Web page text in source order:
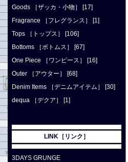
Goods ［ザッカ・小物］ [17]
Fragrance ［フレグランス］ [1]
Tops ［トップス］ [106]
Bottoms ［ボトムス］ [67]
One Piece ［ワンピース］ [16]
Outer ［アウター］ [68]
Denim Items ［デニムアイテム］ [30]
dequa ［デクア］ [1]
LINK［リンク］
3DAYS GRUNGE